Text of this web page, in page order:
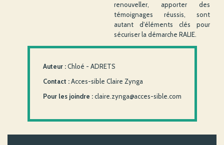
renouveller, apporter des
témoignages réussis, sont
autant d'éléments clés pour
sécuriser la démarche RALIE.
Auteur :Chloé - ADRETS
Contact :Acces-sible Claire Zynga
Pour les joindre :claire.zynga@acces-sible.com